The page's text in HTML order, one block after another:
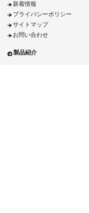
新着情報
プライバシーポリシー
サイトマップ
お問い合わせ
製品紹介